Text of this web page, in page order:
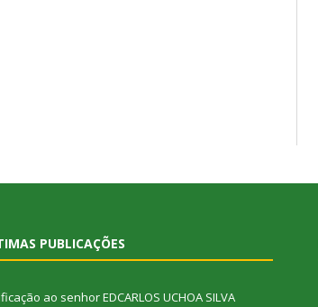
PUBLICAÇÕES
ao senhor EDCARLOS UCHOA SILVA